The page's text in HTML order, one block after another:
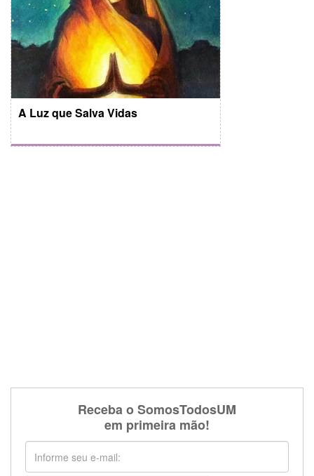
A Luz que Salva Vidas
Receba o SomosTodosUM
em primeira mão!